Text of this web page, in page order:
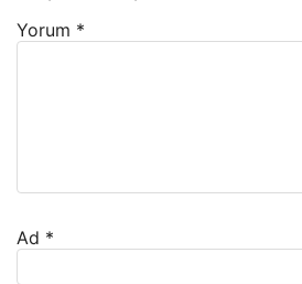
Yorum *
Ad *